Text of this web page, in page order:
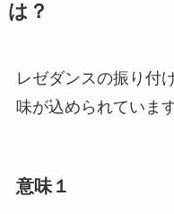
は？
レゼダンスの振り付
味が込められています
意味１